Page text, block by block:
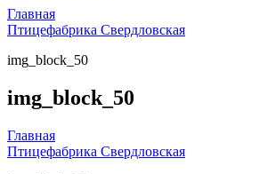
Главная
Птицефабрика Свердловская
img_block_50
img_block_50
Главная
Птицефабрика Свердловская